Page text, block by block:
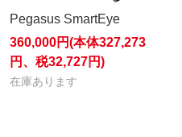
Pegasus SmartEye
360,000円(本体327,273
円、税32,727円)
在庫あります